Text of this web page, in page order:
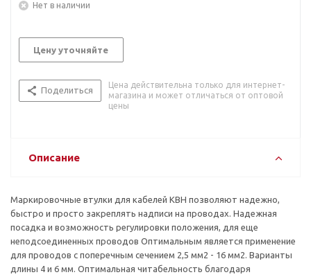
Нет в наличии
Цену уточняйте
Поделиться
Цена действительна только для интернет-
магазина и может отличаться от оптовой
цены
Описание
Маркировочные втулки для кабелей KBH позволяют надежно,
быстро и просто закреплять надписи на проводах. Надежная
посадка и возможность регулировки положения, для еще
неподсоединенных проводов Оптимальным является применение
для проводов с поперечным сечением 2,5 мм2 - 16 мм2. Варианты
длины 4 и 6 мм. Оптимальная читабельность благодаря